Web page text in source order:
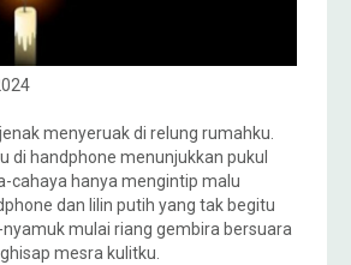
menyeruak di relung rumahku.
di handphone menunjukkan pukul
cahaya hanya mengintip malu
dan lilin putih yang tak begitu
mulai riang gembira bersuara
mesra kulitku.